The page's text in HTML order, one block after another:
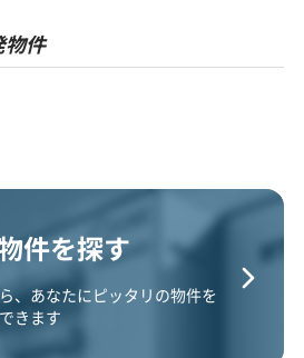
物件
件を探す
、あなたにピッタリの物件を
きます